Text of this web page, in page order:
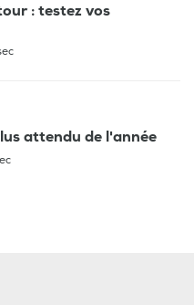
: testez vos
attendu de l'année